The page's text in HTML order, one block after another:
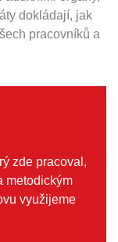
dokládají, jak
pracovníků a
zde pracoval,
metodickým
využijeme